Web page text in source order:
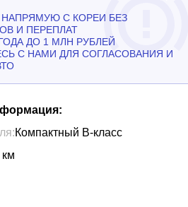
С КОРЕИ БЕЗ
И ПЕРЕПЛАТ
ДО 1 МЛН РУБЛЕЙ
С НАМИ ДЛЯ СОГЛАСОВАНИЯ И
Компактный B-класс
км